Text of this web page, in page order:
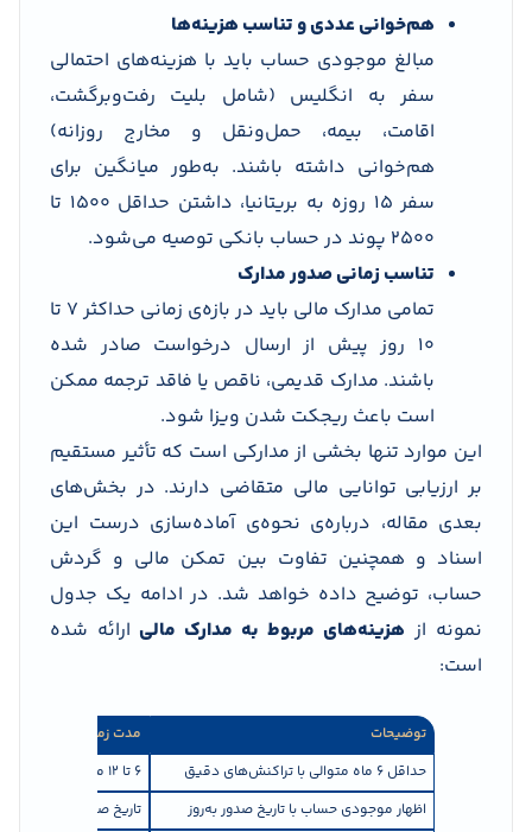
هم‌خوانی عددی و تناسب هزینه‌ها
مبالغ موجودی حساب باید با هزینه‌های احتمالی
سفر به انگلیس (شامل بلیت رفت‌وبرگشت،
اقامت، بیمه، حمل‌ونقل و مخارج روزانه)
هم‌خوانی داشته باشند. به‌طور میانگین برای
سفر ۱۵ روزه به بریتانیا، داشتن حداقل ۱۵۰۰ تا
۲۵۰۰ پوند در حساب بانکی توصیه می‌شود.
تناسب زمانی صدور مدارک
تمامی مدارک مالی باید در بازه‌ی زمانی حداکثر ۷ تا
۱۰ روز پیش از ارسال درخواست صادر شده
باشند. مدارک قدیمی، ناقص یا فاقد ترجمه ممکن
است باعث ریجکت شدن ویزا شود.
این موارد تنها بخشی از مدارکی است که تأثیر مستقیم
بر ارزیابی توانایی مالی متقاضی دارند. در بخش‌های
بعدی مقاله، درباره‌ی نحوه‌ی آماده‌سازی درست این
اسناد و همچنین تفاوت بین تمکن مالی و گردش
حساب، توضیح داده خواهد شد. در ادامه یک جدول
نمونه از هزینه‌های مربوط به مدارک مالی ارائه شده
است:
توضیحات مدت زمان مورد نیاز
حداقل ۶ ماه متوالی با تراکنش‌های دقیق
۶ تا ۱۲ ماه
اظهار موجودی حساب با تاریخ صدور به‌روز
تاریخ صدور ≤ ۳۰ روز